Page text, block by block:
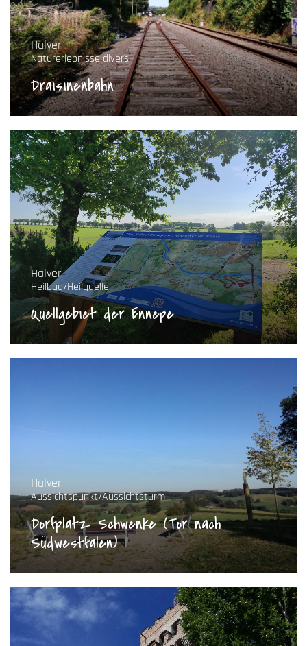
Halver
Naturerlebnisse divers
Draisinenbahn
Halver
Heilbad/Heilquelle
Quellgebiet der Ennepe
Halver
Aussichtspunkt/Aussichtsturm
Dorfplatz Schwenke (Tor nach
Südwestfalen)